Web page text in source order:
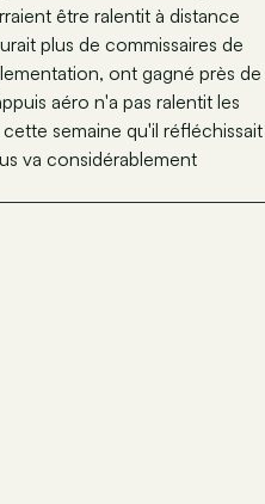
être ralentit à distance
plus de commissaires de
ont gagné près de
aéro n'a pas ralentit les
semaine qu'il réfléchissait
va considérablement